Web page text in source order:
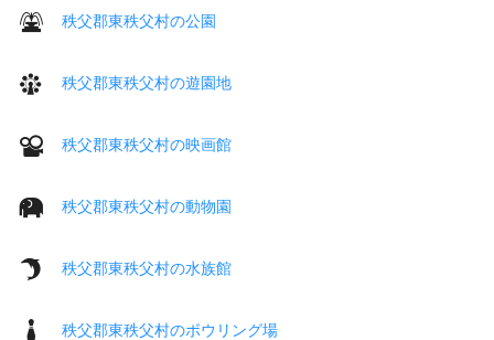
秩父郡東秩父村の公園
秩父郡東秩父村の遊園地
秩父郡東秩父村の映画館
秩父郡東秩父村の動物園
秩父郡東秩父村の水族館
秩父郡東秩父村のボウリング場